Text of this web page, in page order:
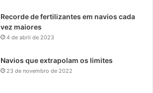
Recorde de fertilizantes em navios cada
vez maiores
4 de abril de 2023
Navios que extrapolam os limites
23 de novembro de 2022